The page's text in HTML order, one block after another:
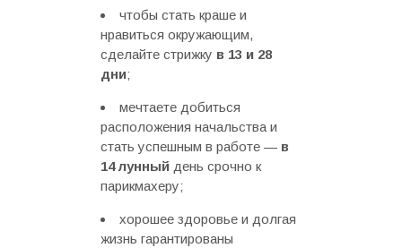
чтобы стать краше и
нравиться окружающим,
сделайте стрижку в 13 и 28
дни;
мечтаете добиться
расположения начальства и
стать успешным в работе — в
14 лунный день срочно к
парикмахеру;
хорошее здоровье и долгая
жизнь гарантированы